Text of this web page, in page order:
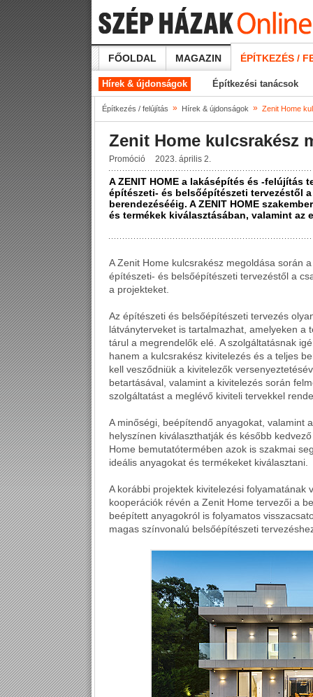
FŐOLDAL MAGAZIN ÉPÍTKEZÉS /
Hírek & újdonságok Építkezési tanácsok
Építkezés / felújítás » Hírek & újdonságok » Zenit Home
Zenit Home kulcsrakész
Promóció 2023. április 2.
A ZENIT HOME a lakásépítés és -
építészeti- és belsőépítészeti tervezéstől
berendezésééig. A ZENIT HOME
és termékek kiválasztásában, valamint az
A Zenit Home kulcsrakész megoldása során
építészeti- és belsőépítészeti tervezéstől a
a projekteket.
Az építészeti és belsőépítészeti tervezés
látványterveket is tartalmazhat, amelyeken a
tárul a megrendelők elé. A szolgáltatásnak
hanem a kulcsrakész kivitelezés és a teljes
kell vesződniük a kivitelezők
betartásával, valamint a kivitelezés során
szolgáltatást a meglévő kiviteli tervekkel
A minőségi, beépítendő anyagokat, valamint
helyszínen kiválaszthatják és később
Home bemutatótermében azok is szakmai
ideális anyagokat és termékeket kiválasztani.
A korábbi projektek kivitelezési
kooperációk révén a Zenit Home tervezői a
beépített anyagokról is folyamatos
magas színvonalú belsőépítészeti